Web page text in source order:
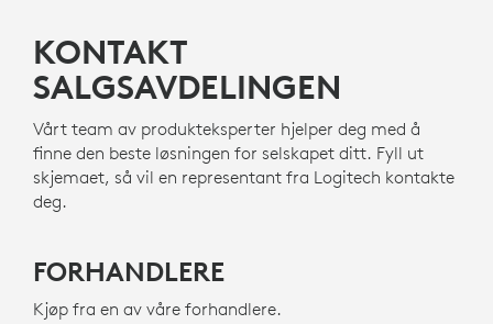
KONTAKT
SALGSAVDELINGEN
Vårt team av produkteksperter hjelper deg med å
finne den beste løsningen for selskapet ditt. Fyll ut
skjemaet, så vil en representant fra Logitech kontakte
deg.
FORHANDLERE
Kjøp fra en av våre forhandlere.